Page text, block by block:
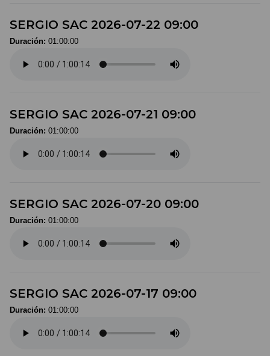
SERGIO SAC 2026-07-22 09:00
Duración: 01:00:00
SERGIO SAC 2026-07-21 09:00
Duración: 01:00:00
SERGIO SAC 2026-07-20 09:00
Duración: 01:00:00
SERGIO SAC 2026-07-17 09:00
Duración: 01:00:00